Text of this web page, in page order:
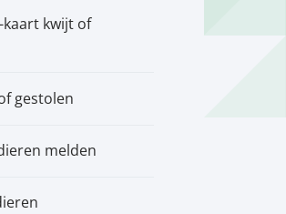
kwijt of
gestolen
melden